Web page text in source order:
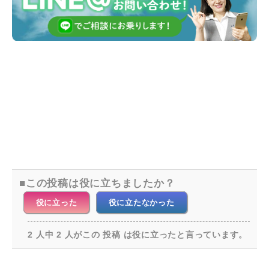
この投稿は役に立ちましたか？
役に立った 役に立たなかった
2 人中 2 人がこの 投稿 は役に立ったと言っています。